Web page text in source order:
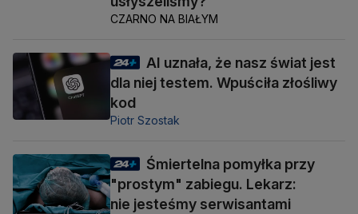
CZARNO NA BIAŁYM
AI uznała, że nasz świat jest
dla niej testem. Wpuściła złośliwy
kod
Piotr Szostak
Śmiertelna pomyłka przy
"prostym" zabiegu. Lekarz:
nie jesteśmy serwisantami